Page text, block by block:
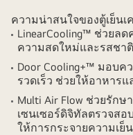
ความน่าสนใจของตู้เย็นเ
LinearCooling™ ช่วย
ความสดใหม่และรสชา
Door Cooling+™ มอบค
รวดเร็ว ช่วยให้อาหาร
Multi Air Flow ช่วยรัก
เซนเซอร์ดิจิทัลตรวจส
ให้การกระจายความเ